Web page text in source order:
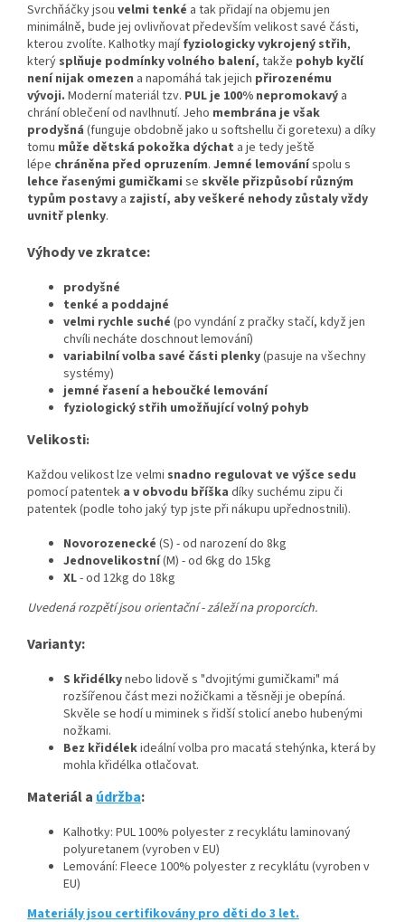
Svrchňáčky jsou velmi tenké a tak přidají na objemu jen
minimálně, bude jej ovlivňovat především velikost savé části,
kterou zvolíte. Kalhotky majífyziologicky vykrojený střih,
který splňuje podmínky volného balení, takže pohyb kyčlí
není nijak omezen a napomáhá tak jejich přirozenému
vývoji. Moderní materiál tzv. PUL je 100% nepromokavý a
chrání oblečení od navlhnutí. Jeho membrána je však
prodyšná (funguje obdobně jako u softshellu či goretexu) a díky
tomu může dětská pokožka dýchat a je tedy ještě
lépe chráněna před opruzením. Jemné lemováníspolu s
lehce řasenými gumičkami se skvěle přizpůsobí různým
typům postavy a zajistí, aby veškeré nehody zůstaly vždy
uvnitř plenky.
Výhody ve zkratce:
prodyšné
tenké a poddajné
velmi rychle suché (po vyndání z pračky stačí, když jen
chvíli necháte doschnout lemování)
variabilní volba savé části plenky(pasuje na všechny
systémy)
jemné řasení a heboučké lemování
fyziologický střih umožňující volný pohyb
Velikosti:
Každou velikost lze velmi snadno regulovat ve výšce sedu
pomocí patentek a v obvodu bříška díky suchému zipu či
patentek (podle toho jaký typ jste při nákupu upřednostnili).
Novorozenecké (S) - od narození do 8kg
Jednovelikostní(M) - od 6kg do 15kg
XL- od 12kg do 18kg
Uvedená rozpětí jsou orientační - záleží na proporcích.
Varianty:
S křidélkynebo lidově s "dvojitými gumičkami" má
rozšířenou část mezi nožičkami a těsněji je obepíná.
Skvěle se hodí u miminek s řidší stolicí anebo hubenými
nožkami.
Bez křidélekideální volba pro macatá stehýnka, která by
mohla křidélka otlačovat.
Materiál a údržba:
Kalhotky: PUL 100% polyester z recyklátu laminovaný
polyuretanem (vyroben v EU)
Lemování: Fleece 100% polyester z recyklátu (vyroben v
EU)
Materiály jsou certifikovány pro děti do 3 let.